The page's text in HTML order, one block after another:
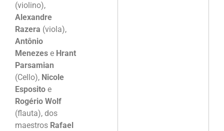
(violino),
Alexandre
Razera (viola),
Antônio
Menezes e Hrant
Parsamian
(Cello), Nicole
Esposito e
Rogério Wolf
(flauta), dos
maestros Rafael